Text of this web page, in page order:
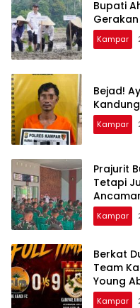
Bupati
Kampar
Bejad!
Kampar
Prajurit
Tetapi
Kampar
Berkat
Team
Young
Kampar